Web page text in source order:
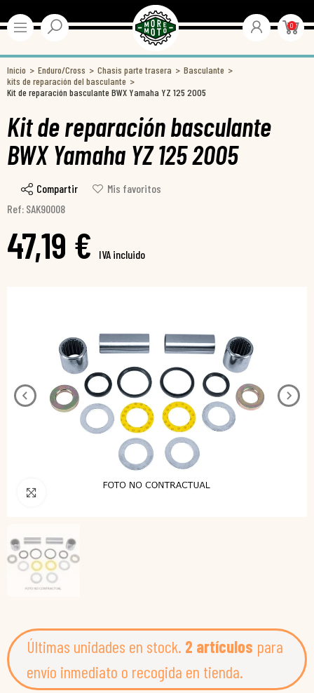
0
Inicio Enduro/Cross Chasis parte trasera
Basculante
kits de reparación del basculante
Kit de reparación basculante BWX Yamaha YZ 125 2005
Kit de reparación basculante
BWX Yamaha YZ 125 2005
Compartir
Mis favoritos
Ref: SAK90008
47,19 € IVA incluido
Pincha para agrandar
Últimas unidades en stock. 2 artículos para
envío inmediato o recogida en tienda.